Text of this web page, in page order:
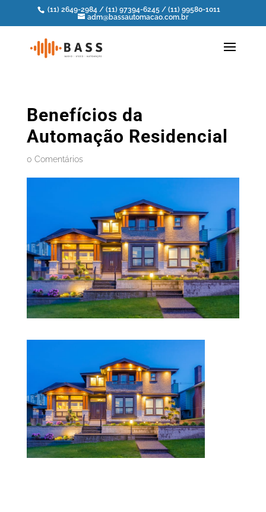
(11) 2649-2984/(11) 97394-6245/(11) 99580-1011
adm@bassautomacao.com.br
Benefícios da
Automação Residencial
0 Comentários